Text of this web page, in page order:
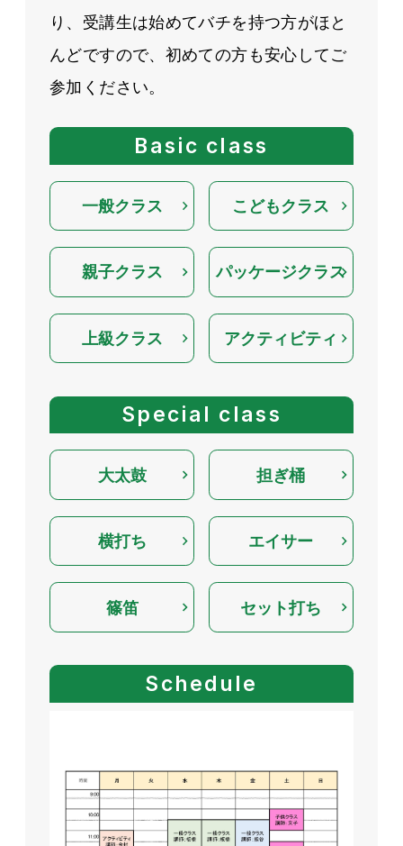
り、受講生は始めてバチを持つ方がほと
んどですので、初めての方も安心してご
参加ください。
Basic class
一般クラス こどもクラス
親子クラス パッケージクラス
上級クラス アクティビティ
Special class
大太鼓 担ぎ桶
横打ち エイサー
篠笛 セット打ち
Schedule